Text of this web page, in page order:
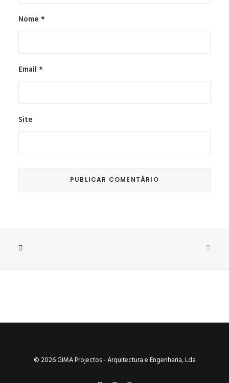
Nome *
Email *
Site
© 2026 GIMA Projectos - Arquitectura e Engenharia, Lda